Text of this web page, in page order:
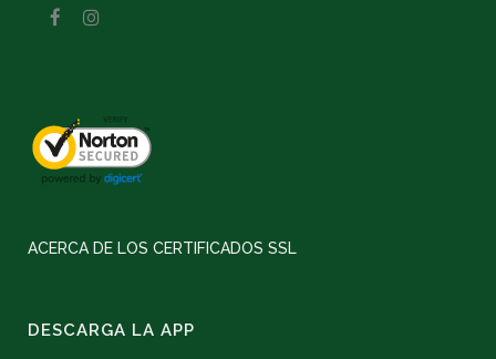
ACERCA DE LOS CERTIFICADOS SSL
DESCARGA LA APP